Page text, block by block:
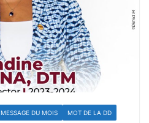
MESSAGE DU MOIS MOT DE LA DD